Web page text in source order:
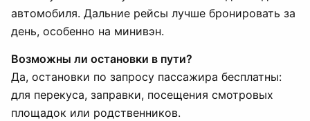
автомобиля. Дальние рейсы лучше бронировать за
день, особенно на минивэн.
Возможны ли остановки в пути?
Да, остановки по запросу пассажира бесплатны:
для перекуса, заправки, посещения смотровых
площадок или родственников.